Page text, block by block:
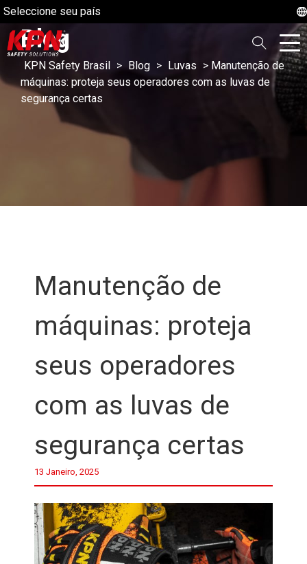
Seleccione seu país
Blog
KPN Safety Brasil > Blog > Luvas > Manutenção de
máquinas: proteja seus operadores com as luvas de
segurança certas
Manutenção de
máquinas: proteja
seus operadores
com as luvas de
segurança certas
13 Janeiro, 2025